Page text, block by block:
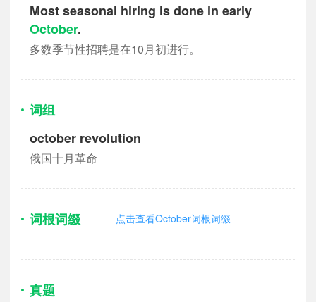
Most seasonal hiring is done in early
October.
多数季节性招聘是在10月初进行。
词组
october revolution
俄国十月革命
词根词缀 点击查看October词根词缀
真题